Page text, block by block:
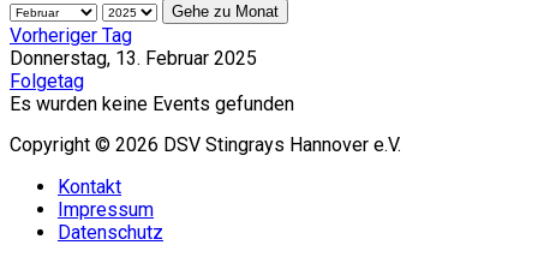
Gehe zu Monat
Vorheriger Tag
Donnerstag, 13. Februar 2025
Folgetag
Es wurden keine Events gefunden
Copyright © 2026 DSV Stingrays Hannover e.V.
Kontakt
Impressum
Datenschutz